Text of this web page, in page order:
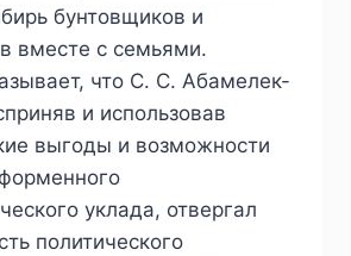
бунтовщиков и
вместе с семьями.
что С. С. Абамелек-
и использовав
выгоды и возможности
уклада, отвергал
политического